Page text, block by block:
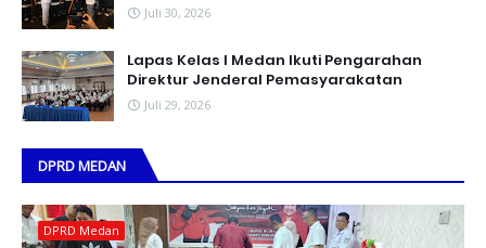
Juli 30, 2026
Lapas Kelas I Medan Ikuti Pengarahan
Direktur Jenderal Pemasyarakatan
Juli 29, 2026
DPRD MEDAN
DPRD Medan